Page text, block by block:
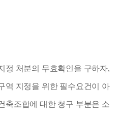
정 처분의 무효확인을 구하자,
역 지정을 위한 필수요건이 아
축조합에 대한 청구 부분은 소